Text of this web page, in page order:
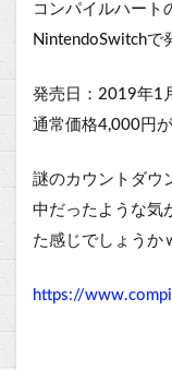
コンパイルハート
NintendoSwitchで
発売日：2019年1
通常価格4,000円
謎のカウントダウ
中だったような気
た感じでしょうか
https://